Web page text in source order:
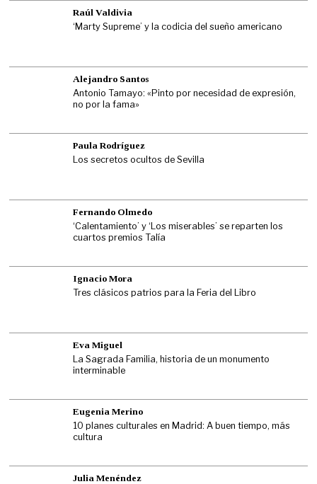
Raúl Valdivia
‘Marty Supreme’ y la codicia del sueño americano
Alejandro Santos
Antonio Tamayo: «Pinto por necesidad de expresión,
no por la fama»
Paula Rodríguez
Los secretos ocultos de Sevilla
Fernando Olmedo
‘Calentamiento’ y ‘Los miserables’ se reparten los
cuartos premios Talía
Ignacio Mora
Tres clásicos patrios para la Feria del Libro
Eva Miguel
La Sagrada Familia, historia de un monumento
interminable
Eugenia Merino
10 planes culturales en Madrid: A buen tiempo, más
cultura
Julia Menéndez